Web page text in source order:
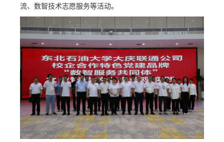
流、数智技术志愿服务等活动。